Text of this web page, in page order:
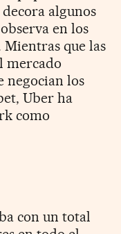
algunos
en los
Mientras que las
mercado
negocian los
Uber ha
como
con un total